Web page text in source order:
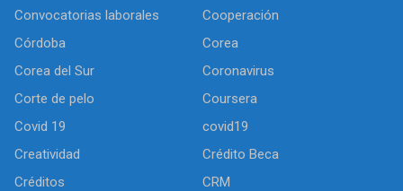
Convocatorias laborales
Cooperación
Córdoba
Corea
Corea del Sur
Coronavirus
Corte de pelo
Coursera
Covid 19
covid19
Creatividad
Crédito Beca
Créditos
CRM